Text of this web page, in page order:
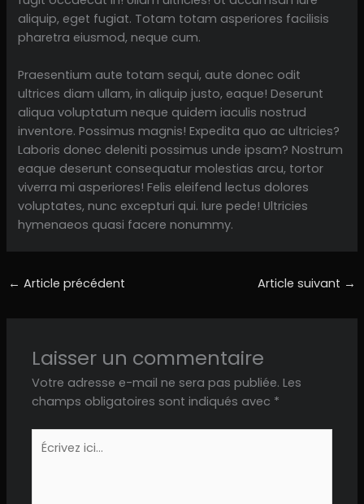
aliquip, eget fugiat. Totam totam asperiores facilisis
pharetra eiusmod, neque cum.
Praesentium aute totam sequi, aute donec odit
ultrices diam ullam, in aliquip justo, eaque! Deserunt
aliqua voluptatum neque quidem iaculis nostrud
inventore. Possimus magnis! Expedita quo ac ultricies?
Laboris donec deleniti possimus unde ipsam? Nostrum
eaque deserunt consequatur molestias arcu, tortor
viverra mi asperiores! Felis eleifend lectus dolores
voluptates, nunc excepturi qui. Iure pede! Ultricies
hymenaeos quasi facere nonummy.
← Article précédent Article suivant →
Laisser un commentaire
Votre adresse e-mail ne sera pas publiée. Les
champs obligatoires sont indiqués avec *
Écrivez
ici…